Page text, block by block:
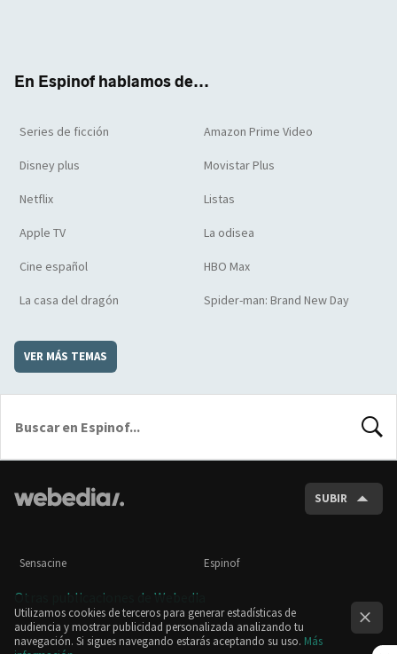
En Espinof hablamos de...
Series de ficción Amazon Prime Video
Disney plus Movistar Plus
Netflix Listas
Apple TV La odisea
Cine español HBO Max
La casa del dragón Spider-man: Brand New Day
VER MÁS TEMAS
SUBIR
Sensacine Espinof
Otras publicaciones de Webedia
Utilizamos cookies de terceros para generar estadísticas de
audiencia y mostrar publicidad personalizada analizando tu
navegación. Si sigues navegando estarás aceptando su uso. Más